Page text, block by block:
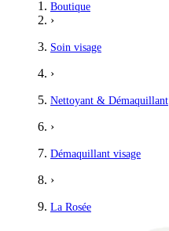
Boutique
›
Soin visage
›
Nettoyant & Démaquillant
›
Démaquillant visage
›
La Rosée